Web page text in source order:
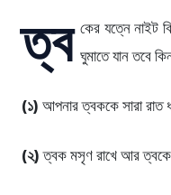
ত্ব কের যত্নে নাইট
ঘুমাতে যান তবে
(১) আপনার ত্বককে সারা রাত
(২) ত্বক মসৃণ রাখে আর